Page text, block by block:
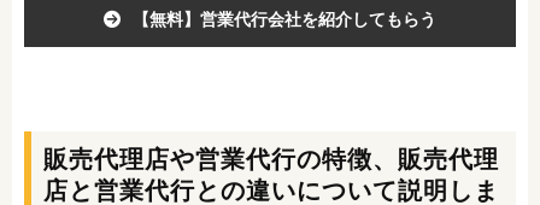
【無料】営業代行会社を紹介してもらう
販売代理店や営業代行の特徴、販売代理
店と営業代行との違いについて説明しま